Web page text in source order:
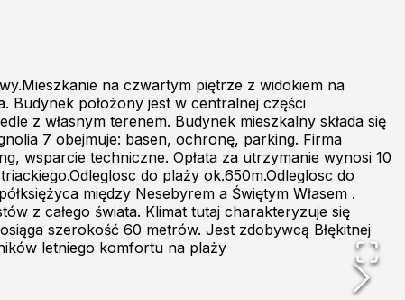
na czwartym piętrze z widokiem na
Budynek położony jest w centralnej części
z własnym terenem. Budynek mieszkalny składa się
7 obejmuje: basen, ochronę, parking. Firma
wsparcie techniczne. Opłata za utrzymanie wynosi 10
do plaży ok.650m.Odleglosc do
między Nesebyrem a Świętym Własem .
z całego świata. Klimat tutaj charakteryzuje się
szerokość 60 metrów. Jest zdobywcą Błękitnej
letniego komfortu na plaży